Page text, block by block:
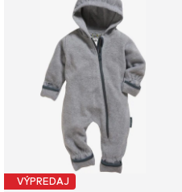
VÝPREDAJ